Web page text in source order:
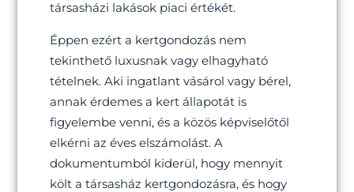
társasházi lakások piaci értékét.
Éppen ezért a kertgondozás nem
tekinthető luxusnak vagy elhagyható
tételnek. Aki ingatlant vásárol vagy bérel,
annak érdemes a kert állapotát is
figyelembe venni, és a közös képviselőtől
elkérni az éves elszámolást. A
dokumentumból kiderül, hogy mennyit
költ a társasház kertgondozásra, és hogy